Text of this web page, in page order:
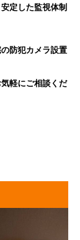
定した監視体制
防犯カメラ設置
軽にご相談くだ